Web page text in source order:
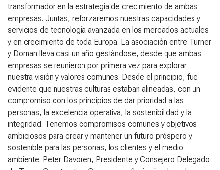
transformador en la estrategia de crecimiento de ambas
empresas. Juntas, reforzaremos nuestras capacidades y
servicios de tecnología avanzada en los mercados actuales
y en crecimiento de toda Europa. La asociación entre Turner
y Dornan lleva casi un año gestándose, desde que ambas
empresas se reunieron por primera vez para explorar
nuestra visión y valores comunes. Desde el principio, fue
evidente que nuestras culturas estaban alineadas, con un
compromiso con los principios de dar prioridad a las
personas, la excelencia operativa, la sostenibilidad y la
integridad. Tenemos compromisos comunes y objetivos
ambiciosos para crear y mantener un futuro próspero y
sostenible para las personas, los clientes y el medio
ambiente. Peter Davoren, Presidente y Consejero Delegado